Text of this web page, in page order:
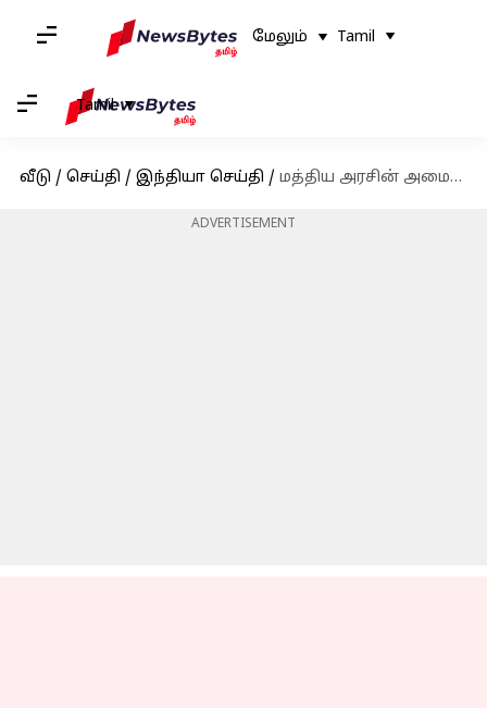
மேலும் Tamil
Tamil
வீடு / செய்தி / இந்தியா செய்தி / மத்திய அரசின் அமைச்சரவை செயலாளராக தமிழகத்தைச் சேர்ந்த டிவி சோமநாதன் பொறுப்பேற்பு
ADVERTISEMENT